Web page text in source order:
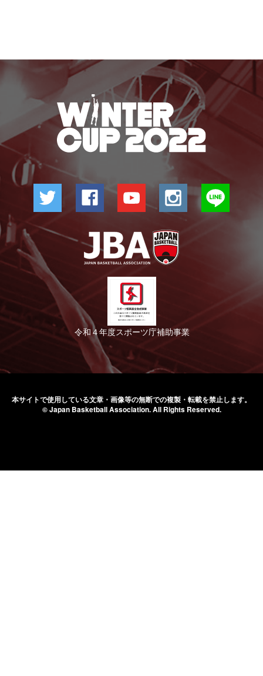
令和４年度スポーツ庁補助事業
本サイトで使用している文章・画像等の無断での複製・転載を禁止します。
© Japan Basketball Association.All Rights Reserved.